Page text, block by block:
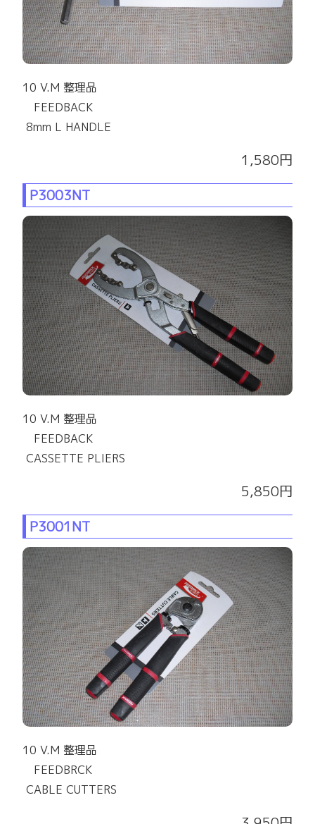
10 V.M 整理品
FEEDBACK
8mm L HANDLE
1,580円
P3003NT
10 V.M 整理品
FEEDBACK
CASSETTE PLIERS
5,850円
P3001NT
10 V.M 整理品
FEEDBRCK
CABLE CUTTERS